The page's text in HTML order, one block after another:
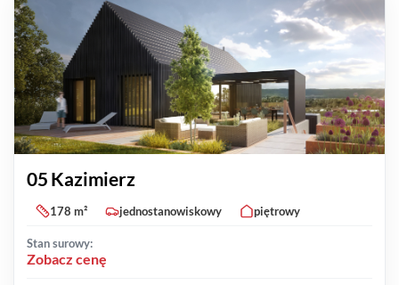
05 Kazimierz
178 m² jednostanowiskowy piętrowy
Stan surowy:
Zobacz cenę